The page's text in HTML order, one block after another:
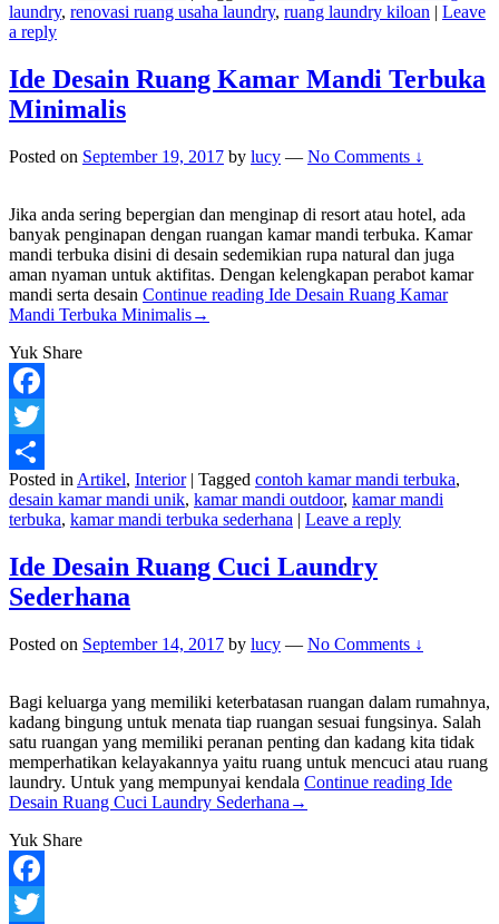
laundry, renovasi ruang usaha laundry, ruang laundry kiloan | Leave
a reply
Ide Desain Ruang Kamar Mandi Terbuka
Minimalis
Posted on September 19, 2017 by lucy — No Comments ↓
Jika anda sering bepergian dan menginap di resort atau hotel, ada
banyak penginapan dengan ruangan kamar mandi terbuka. Kamar
mandi terbuka disini di desain sedemikian rupa natural dan juga
aman nyaman untuk aktifitas. Dengan kelengkapan perabot kamar
mandi serta desain Continue reading Ide Desain Ruang Kamar
Mandi Terbuka Minimalis→
Yuk Share
Facebook
Twitter
Share
Posted in Artikel, Interior | Tagged contoh kamar mandi terbuka,
desain kamar mandi unik, kamar mandi outdoor, kamar mandi
terbuka, kamar mandi terbuka sederhana | Leave a reply
Ide Desain Ruang Cuci Laundry
Sederhana
Posted on September 14, 2017 by lucy — No Comments ↓
Bagi keluarga yang memiliki keterbatasan ruangan dalam rumahnya,
kadang bingung untuk menata tiap ruangan sesuai fungsinya. Salah
satu ruangan yang memiliki peranan penting dan kadang kita tidak
memperhatikan kelayakannya yaitu ruang untuk mencuci atau ruang
laundry. Untuk yang mempunyai kendala Continue reading Ide
Desain Ruang Cuci Laundry Sederhana →
Yuk Share
Facebook